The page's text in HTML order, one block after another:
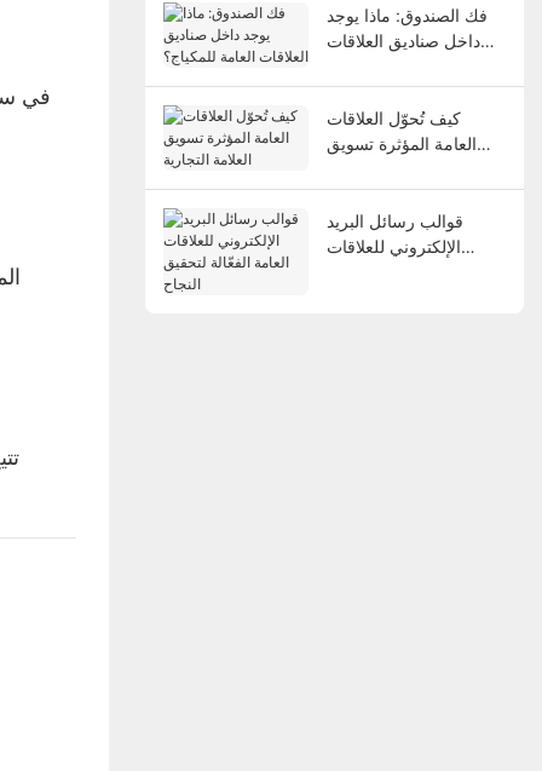
في
فك الصندوق: ماذا يوجد
داخل صناديق العلاقات
كيف تُحوّل العلاقات
العامة المؤثرة تسويق
قوالب رسائل البريد
الإلكتروني للعلاقات